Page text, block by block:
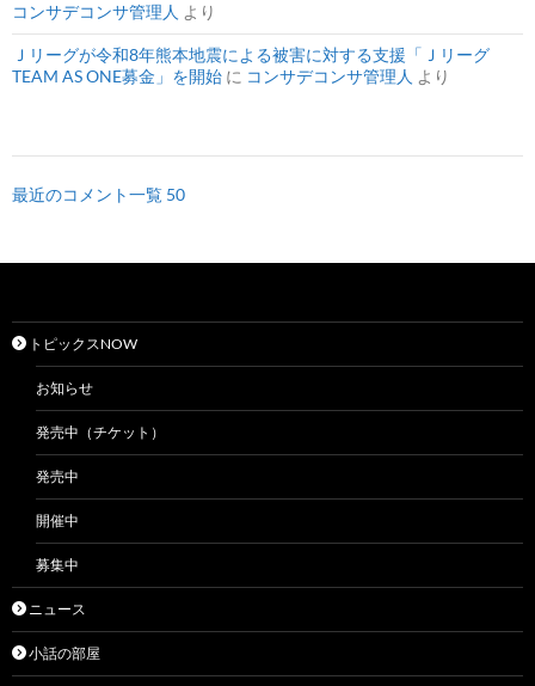
コンサデコンサ管理人 より
Ｊリーグが令和8年熊本地震による被害に対する支援「Ｊリーグ
TEAM AS ONE募金」を開始 に コンサデコンサ管理人 より
最近のコメント一覧 50
トピックスNOW
お知らせ
発売中（チケット）
発売中
開催中
募集中
ニュース
小話の部屋